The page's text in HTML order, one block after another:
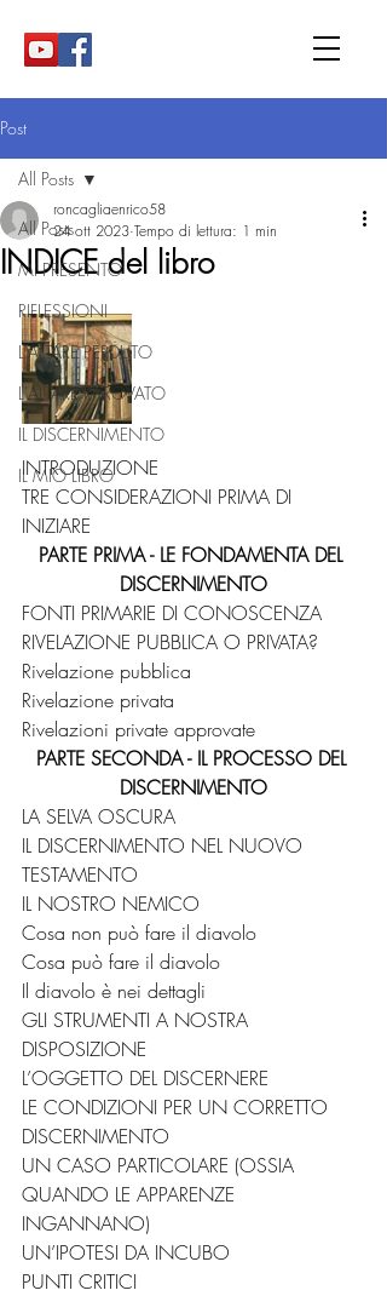
Post
All Posts
MI PRESENTO
RIFLESSIONI
L'ALTARE PERDUTO
L'ALTARE RITROVATO
IL DISCERNIMENTO
IL MIO LIBRO
All Posts
INDICE del libro
roncagliaenrico58
24 ott 2023 Tempo di lettura: 1 min
INTRODUZIONE
TRE CONSIDERAZIONI PRIMA DI
INIZIARE
PARTE PRIMA - LE FONDAMENTA DEL
DISCERNIMENTO
FONTI PRIMARIE DI CONOSCENZA
RIVELAZIONE PUBBLICA O PRIVATA?
Rivelazione pubblica
Rivelazione privata
Rivelazioni private approvate
PARTE SECONDA - IL PROCESSO DEL
DISCERNIMENTO
LA SELVA OSCURA
IL DISCERNIMENTO NEL NUOVO
TESTAMENTO
IL NOSTRO NEMICO
Cosa non può fare il diavolo
Cosa può fare il diavolo
Il diavolo è nei dettagli
GLI STRUMENTI A NOSTRA
DISPOSIZIONE
L’OGGETTO DEL DISCERNERE
LE CONDIZIONI PER UN CORRETTO
DISCERNIMENTO
UN CASO PARTICOLARE (OSSIA
QUANDO LE APPARENZE
INGANNANO)
UN’IPOTESI DA INCUBO
PUNTI CRITICI